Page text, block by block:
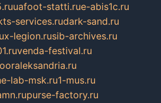
uafoot-statti.rue-abis1c.ru
services.rudark-sand.ru
x-legion.rusib-archives.ru
venda-festival.ru
lab-msk.ru1-mus.ru
purse-factory.ru